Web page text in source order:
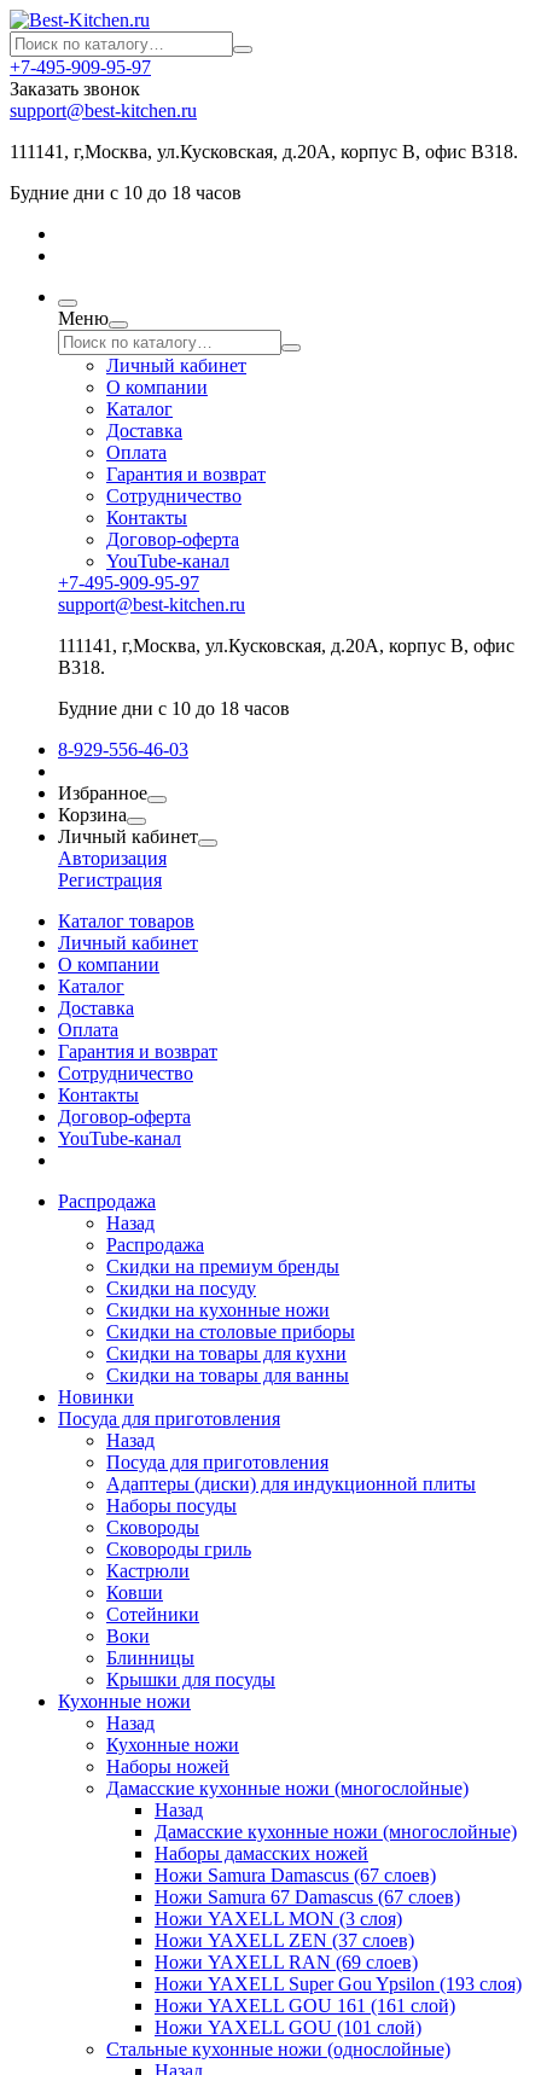
+7-495-909-95-97
Заказать звонок
support@best-kitchen.ru
111141, г,Москва, ул.Кусковская, д.20А, корпус В, офис В318.
Будние дни с 10 до 18 часов
Меню
Личный кабинет
О компании
Каталог
Доставка
Оплата
Гарантия и возврат
Сотрудничество
Контакты
Договор-оферта
YouTube-канал
+7-495-909-95-97
support@best-kitchen.ru
111141, г,Москва, ул.Кусковская, д.20А, корпус В, офис
В318.
Будние дни с 10 до 18 часов
8-929-556-46-03
Избранное
Корзина
Личный кабинет
Авторизация
Регистрация
Каталог товаров
Личный кабинет
О компании
Каталог
Доставка
Оплата
Гарантия и возврат
Сотрудничество
Контакты
Договор-оферта
YouTube-канал
Распродажа
Назад
Распродажа
Скидки на премиум бренды
Скидки на посуду
Скидки на кухонные ножи
Скидки на столовые приборы
Скидки на товары для кухни
Скидки на товары для ванны
Новинки
Посуда для приготовления
Назад
Посуда для приготовления
Адаптеры (диски) для индукционной плиты
Наборы посуды
Сковороды
Сковороды гриль
Кастрюли
Ковши
Сотейники
Воки
Блинницы
Крышки для посуды
Кухонные ножи
Назад
Кухонные ножи
Наборы ножей
Дамасские кухонные ножи (многослойные)
Назад
Дамасские кухонные ножи (многослойные)
Наборы дамасских ножей
Ножи Samura Damascus (67 слоев)
Ножи Samura 67 Damascus (67 слоев)
Ножи YAXELL MON (3 слоя)
Ножи YAXELL ZEN (37 слоев)
Ножи YAXELL RAN (69 слоев)
Ножи YAXELL Super Gou Ypsilon (193 слоя)
Ножи YAXELL GOU 161 (161 слой)
Ножи YAXELL GOU (101 слой)
Стальные кухонные ножи (однослойные)
Назад